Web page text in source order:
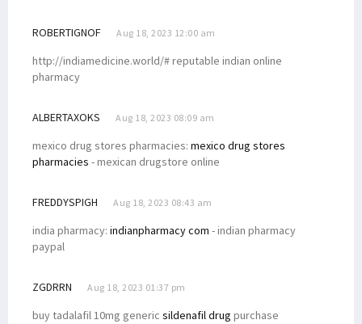
ROBERTIGNOF Aug 18, 2023 12:00 am
http://indiamedicine.world/# reputable indian online
pharmacy
ALBERTAXOKS Aug 18, 2023 08:09 am
mexico drug stores pharmacies: mexico drug stores
pharmacies - mexican drugstore online
FREDDYSPIGH Aug 18, 2023 08:43 am
india pharmacy: indianpharmacy com - indian pharmacy
paypal
ZGDRRN Aug 18, 2023 01:37 pm
buy tadalafil 10mg generic sildenafil drug purchase